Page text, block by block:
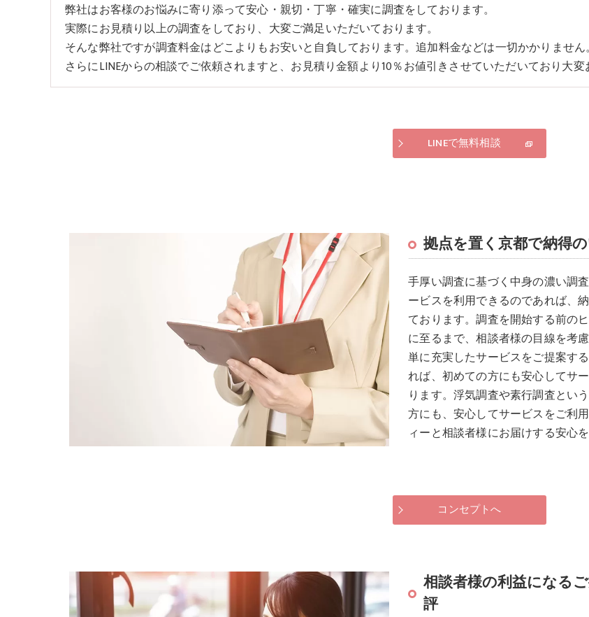
弊社はお客様のお悩みに寄り添って安心・親切・丁寧・確実に調査をしております。
実際にお見積り以上の調査をしており、大変ご満足いただいております。
そんな弊社ですが調査料金はどこよりもお安いと自負しております。追加料金などは一切かかりません。
さらにLINEからの相談でご依頼されますと、お見積り金額より10％お値引きさせていただいており大変
LINEで無料相談
拠点を置く京都で納得
手厚い調査に基づく中身の濃い調
ービスを利用できるのであれば、
ております。調査を開始する前の
に至るまで、相談者様の目線を考
単に充実したサービスをご提案す
れば、初めての方にも安心してサ
ります。浮気調査や素行調査とい
方にも、安心してサービスをご利
ィーと相談者様にお届けする安心
コンセプトへ
相談者様の利益になる
評